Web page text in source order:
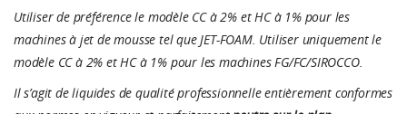
Utiliser de préférence le modèle CC à 2% et HC à 1% pour les
machines à jet de mousse tel que JET-FOAM. Utiliser uniquement le
modèle CC à 2% et HC à 1% pour les machines FG/FC/SIROCCO.
Il s’agit de liquides de qualité professionnelle entièrement conformes